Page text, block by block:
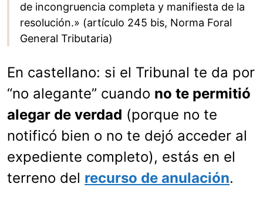
de incongruencia completa y manifiesta de la
resolución.» (artículo 245 bis, Norma Foral
General Tributaria)
En castellano: si el Tribunal te da por
“no alegante” cuando no te permitió
alegar de verdad (porque no te
notificó bien o no te dejó acceder al
expediente completo), estás en el
terreno del recurso de anulación.